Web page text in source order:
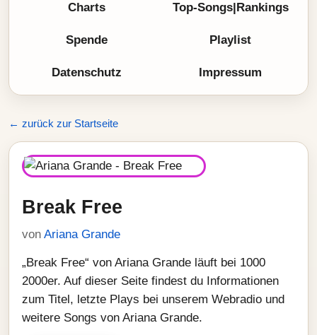
Charts Top-Songs|Rankings
Spende Playlist
Datenschutz Impressum
← zurück zur Startseite
Break Free
von Ariana Grande
„Break Free“ von Ariana Grande läuft bei 1000
2000er. Auf dieser Seite findest du Informationen
zum Titel, letzte Plays bei unserem Webradio und
weitere Songs von Ariana Grande.